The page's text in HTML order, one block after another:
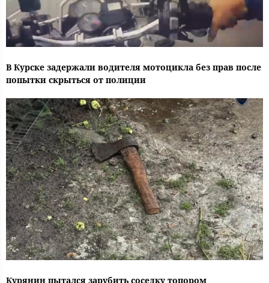
В Курске задержали водителя мотоцикла без прав после
попытки скрыться от полиции
Курянин пытался зарубить соседку топором